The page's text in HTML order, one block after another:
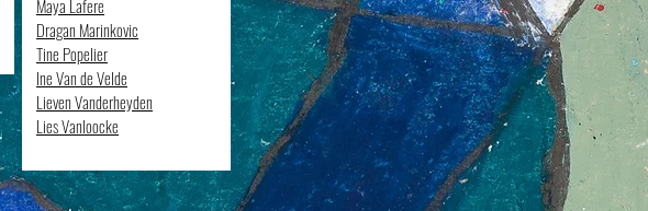
Maya Lafere
Dragan Marinkovic
Tine Popelier
Ine Van de Velde
Lieven Vanderheyden
Lies Vanloocke